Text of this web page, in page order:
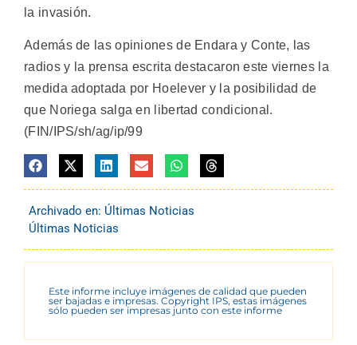
la invasión.
Además de las opiniones de Endara y Conte, las
radios y la prensa escrita destacaron este viernes la
medida adoptada por Hoelever y la posibilidad de
que Noriega salga en libertad condicional.
(FIN/IPS/sh/ag/ip/99
Archivado en: Últimas Noticias
Últimas Noticias
Este informe incluye imágenes de calidad que pueden
ser bajadas e impresas. Copyright IPS, estas imágenes
sólo pueden ser impresas junto con este informe